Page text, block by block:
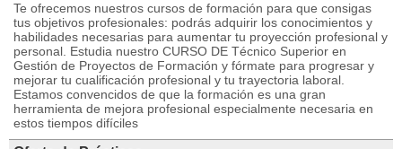
Te ofrecemos nuestros cursos de formación para que consigas
tus objetivos profesionales: podrás adquirir los conocimientos y
habilidades necesarias para aumentar tu proyección profesional y
personal. Estudia nuestro CURSO DE Técnico Superior en
Gestión de Proyectos de Formación y fórmate para progresar y
mejorar tu cualificación profesional y tu trayectoria laboral.
Estamos convencidos de que la formación es una gran
herramienta de mejora profesional especialmente necesaria en
estos tiempos difíciles